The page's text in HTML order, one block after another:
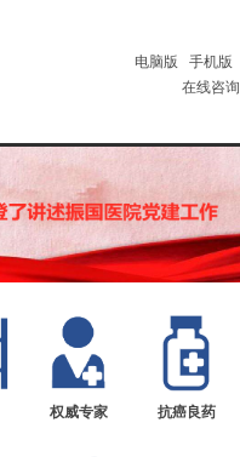
电脑版
手机版
在线咨询
权威专家 抗癌良药